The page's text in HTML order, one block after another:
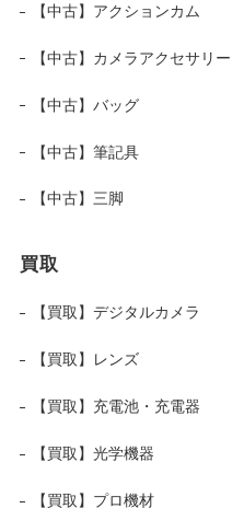
【中古】アクションカム
【中古】カメラアクセサリー
【中古】バッグ
【中古】筆記具
【中古】三脚
買取
【買取】デジタルカメラ
【買取】レンズ
【買取】充電池・充電器
【買取】光学機器
【買取】プロ機材